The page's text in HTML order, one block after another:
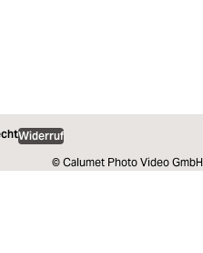
Widerruf
© Calumet Photo Video GmbH